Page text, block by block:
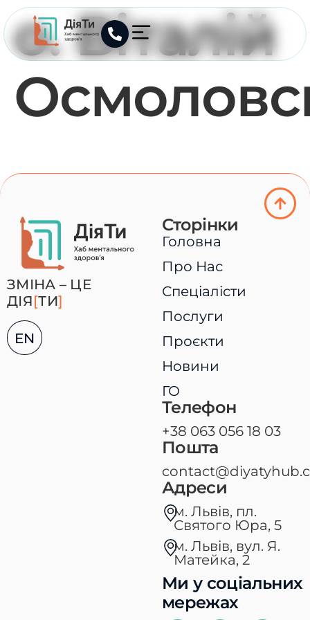
о. Віталій
ЗМІНА – ЦЕ
ДІЯ[ТИ]
EN
Сторінки
Головна
Про Нас
Спеціалісти
Послуги
Проєкти
Новини
ГО
Телефон
+38 063 056 18 03
Пошта
Адреси
м. Львів, пл.
Святого Юра, 5​
м. Львів, вул. Я.
Матейка, 2
Ми у соціальних
мережах